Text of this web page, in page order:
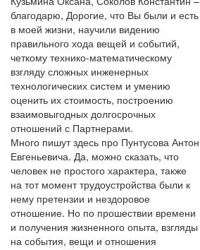
благодарю, Дорогие, что Вы были и есть
в моей жизни, научили видению
правильного хода вещей и событий,
четкому технико-математическому
взгляду сложных инженерных
технологических систем и умению
оценить их стоимость, построению
взаимовыгодных долгосрочных
отношений с Партнерами.
Много пишут здесь про Пунтусова Антон
Евгеньевича. Да, можно сказать, что
человек не простого характера, также
на тот момент трудоустройства были к
нему претензии и нездоровое
отношение. Но по прошествии времени
и получения жизненного опыта, взгляды
на события, вещи и отношения